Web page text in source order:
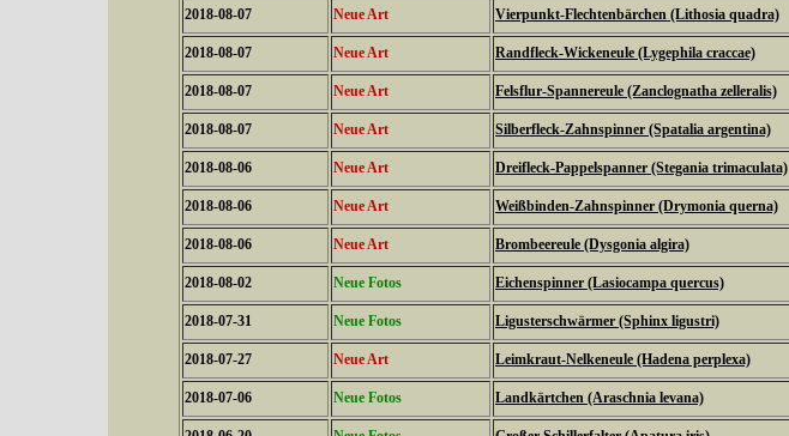
2018-08-07 Neue Art Vierpunkt-Flechtenbärchen (Lithosia quadra)
2018-08-07 Neue Art Randfleck-Wickeneule (Lygephila craccae)
2018-08-07 Neue Art Felsflur-Spannereule (Zanclognatha zelleralis)
2018-08-07 Neue Art Silberfleck-Zahnspinner (Spatalia argentina)
2018-08-06 Neue Art Dreifleck-Pappelspanner (Stegania trimaculata)
2018-08-06 Neue Art Weißbinden-Zahnspinner (Drymonia querna)
2018-08-06 Neue Art Brombeereule (Dysgonia algira)
2018-08-02 Neue Fotos Eichenspinner (Lasiocampa quercus)
2018-07-31 Neue Fotos Ligusterschwärmer (Sphinx ligustri)
2018-07-27 Neue Art Leimkraut-Nelkeneule (Hadena perplexa)
2018-07-06 Neue Fotos Landkärtchen (Araschnia levana)